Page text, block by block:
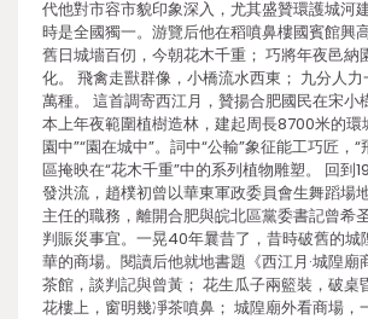
代他對市容市貌印象深入，尤其盛贊環護城河
時是全國獨一。游覽后他在稻噴鼻樓國賓館興
舊日城墻百仞，今朝花木千重； 巧將年夜邑納
化。 飛禽走獸群像，小橋流水西東； 九分人
萬種。 這首調寄西江月，贊揚合肥國民在宋小
本上年夜範圍植樹造林，建起周長8700米的環
園中”“園在城中”。詞中“公輸”象征能工巧匠，
區掩映在“花木千重”中的系列植物雕塑。 回到
發洪流，趙樸初曾以華東軍政委員會生舞蹈場
主任的職務，離開合肥與皖北區黨委書記曾希
判賑災事宜。一晃40年曩昔了，昔時破舊的城
華的商場。閱讀后他就地書題《西江月·城隍廟
茶館，談判記與曾黃； 花生瓜子兩籃裝，破桌
花樓上，窗明幾凈茶噴鼻； 城隍廟外看商場，